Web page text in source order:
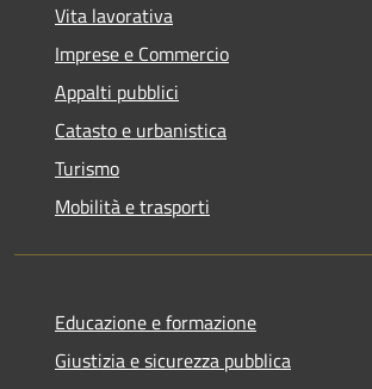
Vita lavorativa
Imprese e Commercio
Appalti pubblici
Catasto e urbanistica
Turismo
Mobilità e trasporti
Educazione e formazione
Giustizia e sicurezza pubblica